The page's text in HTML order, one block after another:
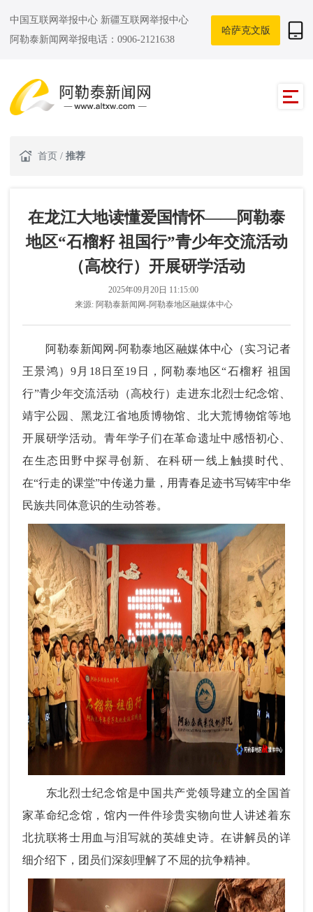
中国互联网举报中心 新疆互联网举报中心
阿勒泰新闻网举报电话：0906-2121638
哈萨克文版
首页 / 推荐
在龙江大地读懂爱国情怀——阿勒泰
地区“石榴籽 祖国行”青少年交流活动
（高校行）开展研学活动
2025年09月20日 11:15:00
来源: 阿勒泰新闻网-阿勒泰地区融媒体中心
阿勒泰新闻网-阿勒泰地区融媒体中心（实习记者
王景鸿）9月18日至19日，阿勒泰地区“石榴籽 祖国
行”青少年交流活动（高校行）走进东北烈士纪念馆、
靖宇公园、黑龙江省地质博物馆、北大荒博物馆等地
开展研学活动。青年学子们在革命遗址中感悟初心、
在生态田野中探寻创新、在科研一线上触摸时代、
在“行走的课堂”中传递力量，用青春足迹书写铸牢中华
民族共同体意识的生动答卷。
东北烈士纪念馆是中国共产党领导建立的全国首
家革命纪念馆，馆内一件件珍贵实物向世人讲述着东
北抗联将士用血与泪写就的英雄史诗。在讲解员的详
细介绍下，团员们深刻理解了不屈的抗争精神。